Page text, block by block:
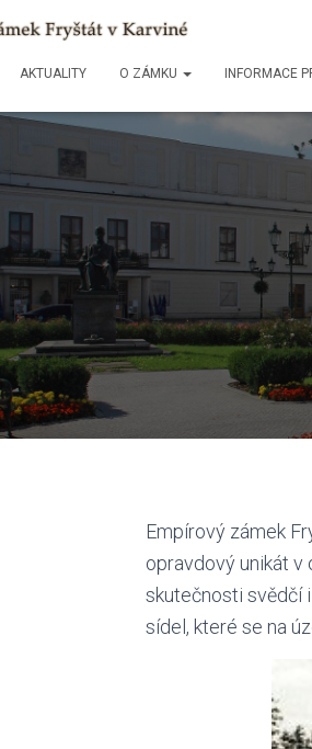
AKTUALITY O ZÁMKU INFORMACE
Empírový zámek
opravdový unikát v
skutečnosti svědčí
sídel, které se na